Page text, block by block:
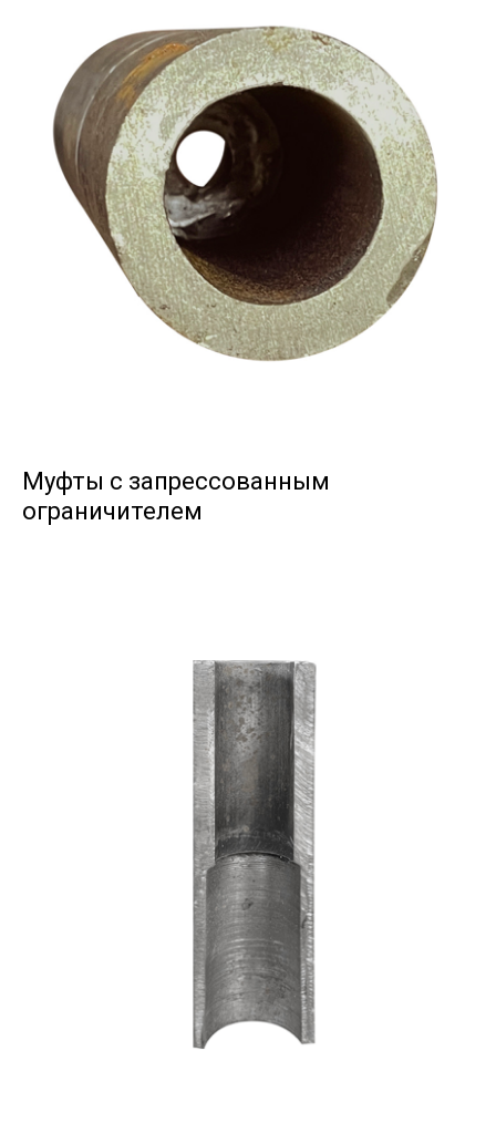
Муфты с запрессованным
ограничителем